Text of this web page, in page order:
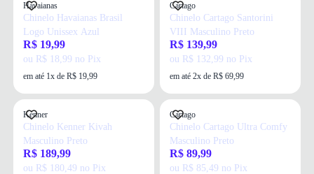
Havaianas
Chinelo Havaianas Brasil
Logo Unissex Azul
R$ 19,99
ou R$ 18,99 no Pix
em até 1x de R$ 19,99
Cartago
Chinelo Cartago Santorini
VIII Masculino Preto
R$ 139,99
ou R$ 132,99 no Pix
em até 2x de R$ 69,99
Kenner
Chinelo Kenner Kivah
Masculino Preto
R$ 189,99
ou R$ 180,49 no Pix
Cartago
Chinelo Cartago Ultra Comfy
Masculino Preto
R$ 89,99
ou R$ 85,49 no Pix